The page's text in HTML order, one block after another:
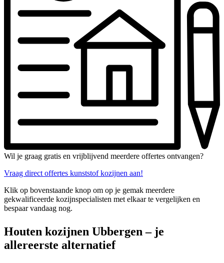
Wil je graag gratis en vrijblijvend meerdere offertes ontvangen?
Vraag direct offertes kunststof kozijnen aan!
Klik op bovenstaande knop om op je gemak meerdere
gekwalificeerde kozijnspecialisten met elkaar te vergelijken en
bespaar vandaag nog.
Houten kozijnen Ubbergen – je
allereerste alternatief